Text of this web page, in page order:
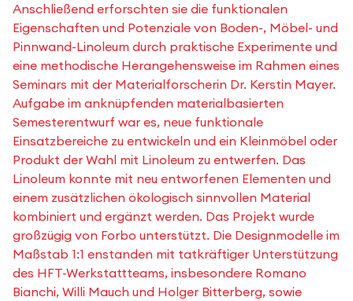
Anschließend erforschten sie die funktionalen
Eigenschaften und Potenziale von Boden-, Möbel- und
Pinnwand-Linoleum durch praktische Experimente und
eine methodische Herangehensweise im Rahmen eines
Seminars mit der Materialforscherin Dr. Kerstin Mayer.
Aufgabe im anknüpfenden materialbasierten
Semesterentwurf war es, neue funktionale
Einsatzbereiche zu entwickeln und ein Kleinmöbel oder
Produkt der Wahl mit Linoleum zu entwerfen. Das
Linoleum konnte mit neu entworfenen Elementen und
einem zusätzlichen ökologisch sinnvollen Material
kombiniert und ergänzt werden. Das Projekt wurde
großzügig von Forbo unterstützt. Die Designmodelle im
Maßstab 1:1 enstanden mit tatkräftiger Unterstützung
des HFT-Werkstattteams, insbesondere Romano
Bianchi, Willi Mauch und Holger Bitterberg, sowie